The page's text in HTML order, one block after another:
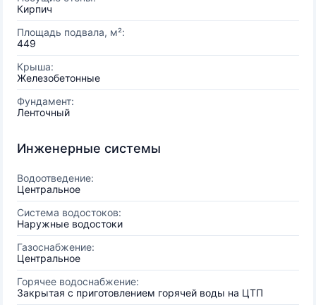
Кирпич
Площадь подвала, м²:
449
Крыша:
Железобетонные
Фундамент:
Ленточный
Инженерные системы
Водоотведение:
Центральное
Система водостоков:
Наружные водостоки
Газоснабжение:
Центральное
Горячее водоснабжение:
Закрытая с приготовлением горячей воды на ЦТП